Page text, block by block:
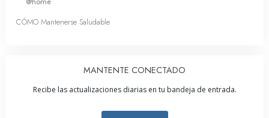
CÓMO Mantenerse Saludable
MANTENTE CONECTADO
Recibe las actualizaciones diarias en tu bandeja de entrada.